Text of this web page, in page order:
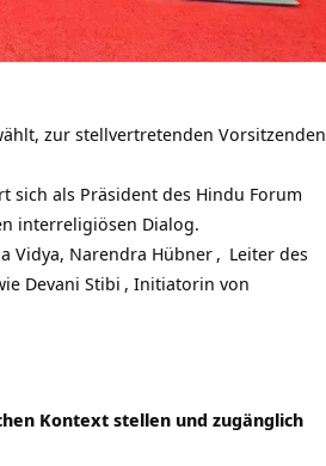
zur stellvertretenden Vorsitzenden
als Präsident des Hindu Forum
interreligiösen Dialog.
Vidya, Narendra Hübner , Leiter des
Devani Stibi , Initiatorin von
Kontext stellen und zugänglich